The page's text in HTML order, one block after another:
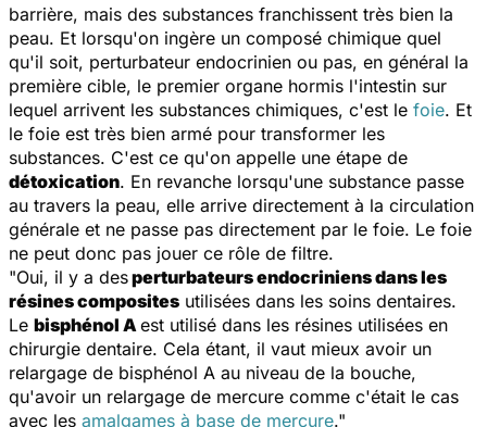
barrière, mais des substances franchissent très bien la
peau. Et lorsqu'on ingère un composé chimique quel
qu'il soit, perturbateur endocrinien ou pas, en général la
première cible, le premier organe hormis l'intestin sur
lequel arrivent les substances chimiques, c'est le foie. Et
le foie est très bien armé pour transformer les
substances. C'est ce qu'on appelle une étape de
détoxication. En revanche lorsqu'une substance passe
au travers la peau, elle arrive directement à la circulation
générale et ne passe pas directement par le foie. Le foie
ne peut donc pas jouer ce rôle de filtre.
"Oui, il y a desperturbateurs endocriniens dans les
résines composites utilisées dans les soins dentaires.
Le bisphénol A est utilisé dans les résines utilisées en
chirurgie dentaire. Cela étant, il vaut mieux avoir un
relargage de bisphénol A au niveau de la bouche,
qu'avoir un relargage de mercure comme c'était le cas
avec les amalgames à base de mercure."